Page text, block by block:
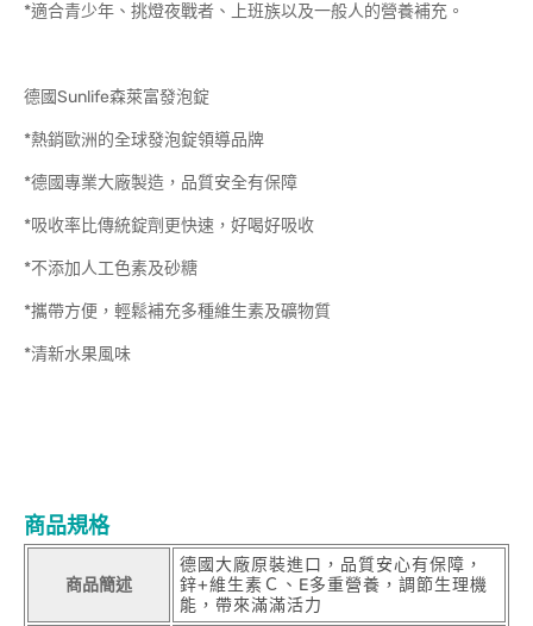
*適合青少年、挑燈夜戰者、上班族以及一般人的營養補充。
德國Sunlife森萊富發泡錠
*熱銷歐洲的全球發泡錠領導品牌
*德國專業大廠製造，品質安全有保障
*吸收率比傳統錠劑更快速，好喝好吸收
*不添加人工色素及砂糖
*攜帶方便，輕鬆補充多種維生素及礦物質
*清新水果風味
商品規格
商品簡述
德國大廠原裝進口，品質安心有保障，
鋅+維生素Ｃ、E多重營養，調節生理機
能，帶來滿滿活力